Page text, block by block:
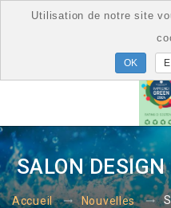
SALON
Accueil Nouvelles
Utilisation de notre site